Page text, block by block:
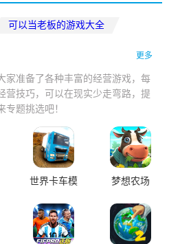
可以当老板的游戏大全
更多
家准备了各种丰富的经营游戏，每
营技巧，可以在现实少走弯路，提
专题挑选吧！
世界卡车模
梦想农场